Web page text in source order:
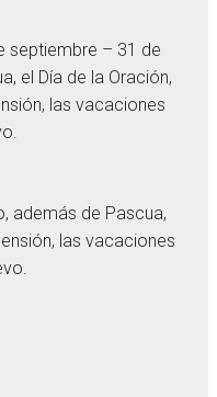
septiembre – 31 de
el Día de la Oración,
las vacaciones
además de Pascua,
las vacaciones